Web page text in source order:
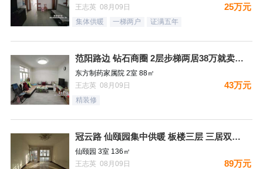
王志英 08月09日
25万元
集体供暖 一梯两户 证满五年
范阳路边 钻石商圈 2层步梯两居38万就卖哦！
东方制药家属院 2室 88㎡
王志英 08月09日
43万元
精装修
冠云路 仙颐园集中供暖 板楼三层 三居双卫 集中供暖 ！送地
仙颐园 3室 136㎡
王志英 08月09日
89万元